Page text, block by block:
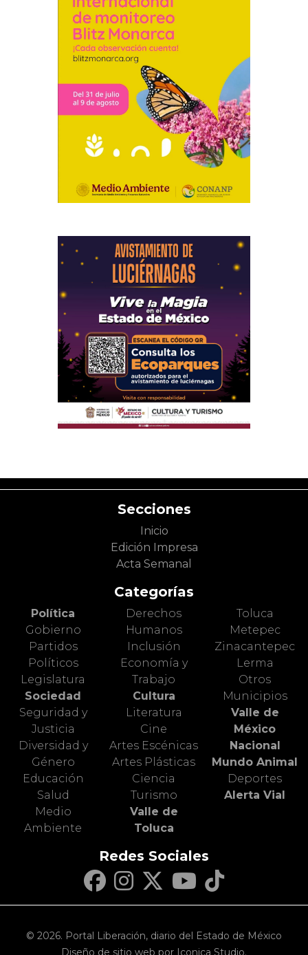
Secciones
Inicio
Edición Impresa
Acta Semanal
Categorías
Política
Gobierno
Partidos
Políticos
Legislatura
Sociedad
Seguridad y
Justicia
Diversidad y
Género
Educación
Salud
Medio
Ambiente
Derechos
Humanos
Inclusión
Economía y
Trabajo
Cultura
Literatura
Cine
Artes Escénicas
Artes Plásticas
Ciencia
Turismo
Valle de
Toluca
Toluca
Metepec
Zinacantepec
Lerma
Otros
Municipios
Valle de
México
Nacional
Mundo Animal
Deportes
Alerta Vial
Redes Sociales
© 2026. Portal Liberación, diario del Estado de México
Diseño de sitio web por Iconica Studio.